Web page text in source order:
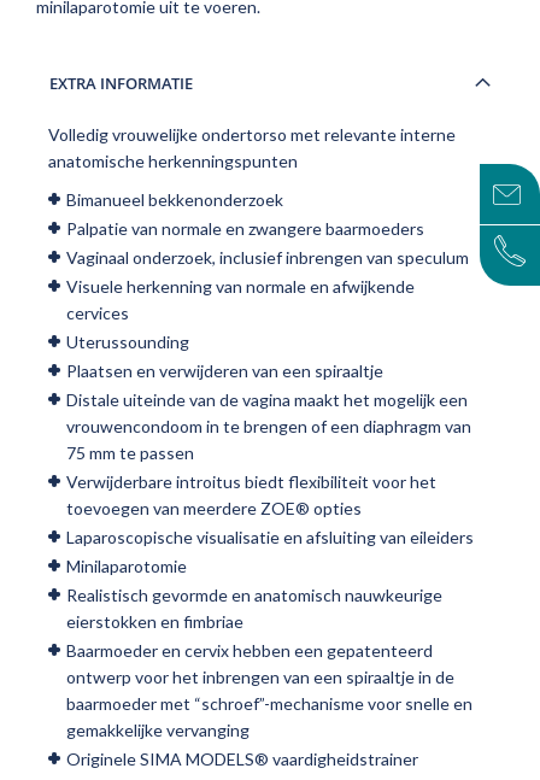
minilaparotomie uit te voeren.
EXTRA INFORMATIE
Volledig vrouwelijke ondertorso met relevante interne
anatomische herkenningspunten
Bimanueel bekkenonderzoek
Palpatie van normale en zwangere baarmoeders
Vaginaal onderzoek, inclusief inbrengen van speculum
Visuele herkenning van normale en afwijkende
cervices
Uterussounding
Plaatsen en verwijderen van een spiraaltje
Distale uiteinde van de vagina maakt het mogelijk een
vrouwencondoom in te brengen of een diaphragm van
75 mm te passen
Verwijderbare introitus biedt flexibiliteit voor het
toevoegen van meerdere ZOE® opties
Laparoscopische visualisatie en afsluiting van eileiders
Minilaparotomie
Realistisch gevormde en anatomisch nauwkeurige
eierstokken en fimbriae
Baarmoeder en cervix hebben een gepatenteerd
ontwerp voor het inbrengen van een spiraaltje in de
baarmoeder met “schroef”-mechanisme voor snelle en
gemakkelijke vervanging
Originele SIMA MODELS® vaardigheidstrainer